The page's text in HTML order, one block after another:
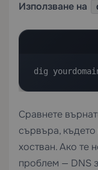
Използване на
dig
Сравнете
сървъра,
хостван. Ако те
проблем — DNS